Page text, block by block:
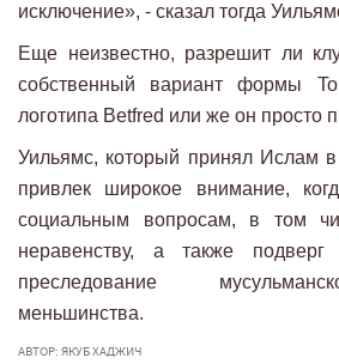
исключение», - сказал тогда
Еще неизвестно, разрешит ли
собственный вариант формы
логотипа Betfred или же он просто
Уильямс, который принял Ислам
привлек широкое внимание,
социальным вопросам, в том
неравенству, а также подверг
преследование
меньшинства.
АВТОР: ЯКУБ ХАДЖИЧ